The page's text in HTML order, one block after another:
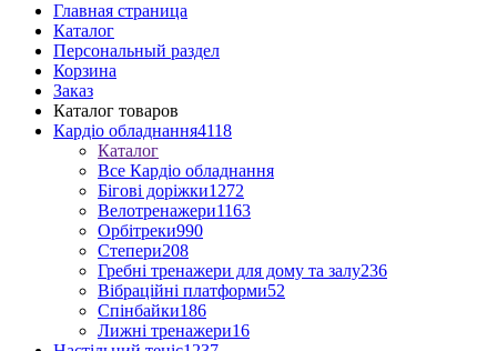
Главная страница
Каталог
Персональный раздел
Корзина
Заказ
Каталог товаров
Кардіо обладнання4118
Каталог
Все Кардіо обладнання
Бігові доріжки1272
Велотренажери1163
Орбітреки990
Степери208
Гребні тренажери для дому та залу236
Вібраційні платформи52
Спінбайки186
Лижні тренажери16